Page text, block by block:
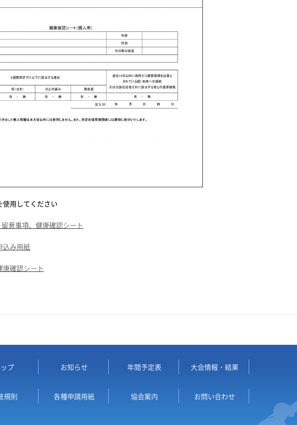
用してください
意事項、健康確認シート
込み用紙
確認シート
プ お知らせ 年間予定表 大会情報・結果
規則 各種申請用紙 協会案内 お問い合わせ